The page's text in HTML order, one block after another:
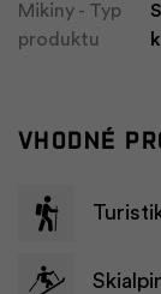
Mikiny - Typ
produktu
Vhodné